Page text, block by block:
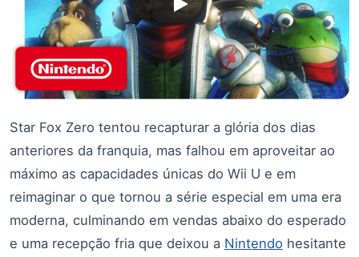
Star Fox Zero tentou recapturar a glória dos dias
anteriores da franquia, mas falhou em aproveitar ao
máximo as capacidades únicas do Wii U e em
reimaginar o que tornou a série especial em uma era
moderna, culminando em vendas abaixo do esperado
e uma recepção fria que deixou a Nintendo hesitante